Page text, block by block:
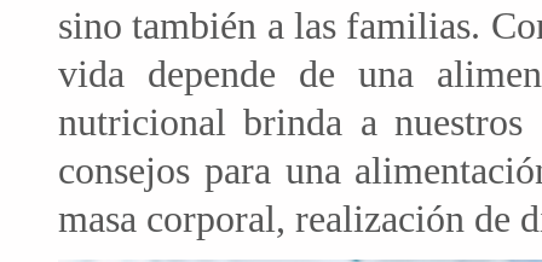
sino también a las familias.
vida depende de una
nutricional brinda a nuestros
consejos para una
masa corporal, realización de